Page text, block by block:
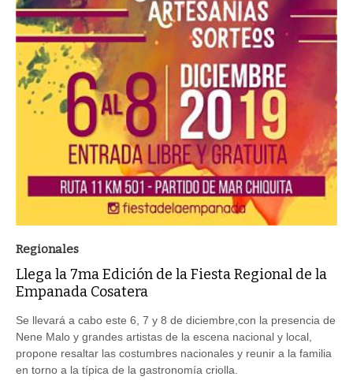
Regionales
Llega la 7ma Edición de la Fiesta Regional de la
Empanada Cosatera
Se llevará a cabo este 6, 7 y 8 de diciembre,con la presencia de
Nene Malo y grandes artistas de la escena nacional y local,
propone resaltar las costumbres nacionales y reunir a la familia
en torno a la típica de la gastronomía criolla.